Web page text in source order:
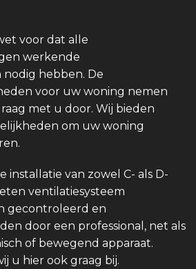
voor dat alle
werkende
hebben. De
voor uw woning nemen
met u door. Wij bieden
om uw woning
installatie van zowel C- als D-
ventilatiesysteem
gecontroleerd en
door een professional, net als
of bewegend apparaat.
u hier ook graag bij.